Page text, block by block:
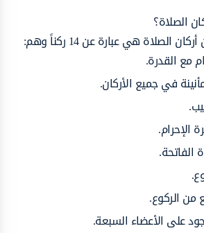
الصلاة؟
الصلاة هي عبارة عن 14 ركناً وهم:
مع القدرة.
في جميع الأركان.
الإحرام.
الفاتحة.
من الركوع.
على الأعضاء السبعة.